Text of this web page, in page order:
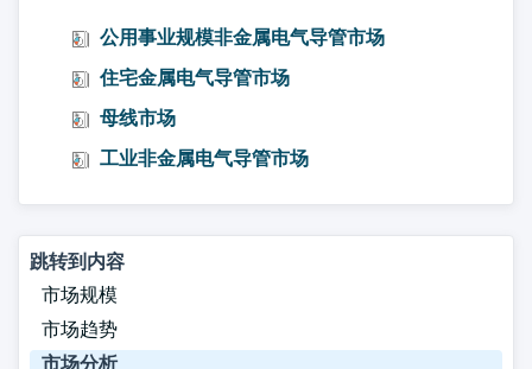
公用事业规模非金属电气导管市场
住宅金属电气导管市场
母线市场
工业非金属电气导管市场
跳转到内容
市场规模
市场趋势
市场分析